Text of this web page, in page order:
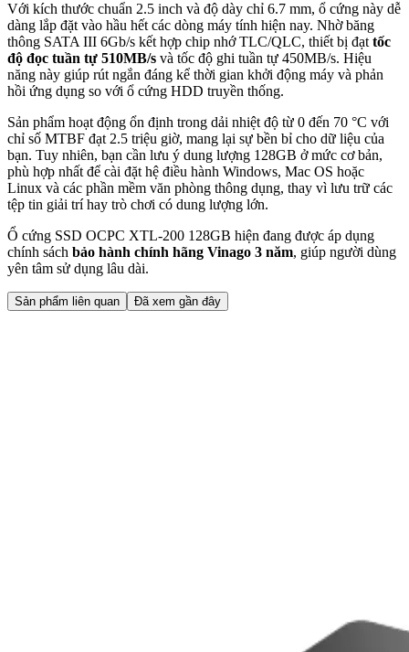
Với kích thước chuẩn 2.5 inch và độ dày chỉ 6.7 mm, ổ cứng này dễ
dàng lắp đặt vào hầu hết các dòng máy tính hiện nay. Nhờ băng
thông SATA III 6Gb/s kết hợp chip nhớ TLC/QLC, thiết bị đạttốc
độ đọc tuần tự 510MB/s và tốc độ ghi tuần tự 450MB/s. Hiệu
năng này giúp rút ngắn đáng kể thời gian khởi động máy và phản
hồi ứng dụng so với ổ cứng HDD truyền thống.
Sản phẩm hoạt động ổn định trong dải nhiệt độ từ 0 đến 70 °C với
chỉ số MTBF đạt 2.5 triệu giờ, mang lại sự bền bỉ cho dữ liệu của
bạn. Tuy nhiên, bạn cần lưu ý dung lượng 128GB ở mức cơ bản,
phù hợp nhất để cài đặt hệ điều hành Windows, Mac OS hoặc
Linux và các phần mềm văn phòng thông dụng, thay vì lưu trữ các
tệp tin giải trí hay trò chơi có dung lượng lớn.
Ổ cứng SSD OCPC XTL-200 128GB hiện đang được áp dụng
chính sách bảo hành chính hãng Vinago 3 năm, giúp người dùng
yên tâm sử dụng lâu dài.
Sản phẩm liên quan Đã xem gần đây